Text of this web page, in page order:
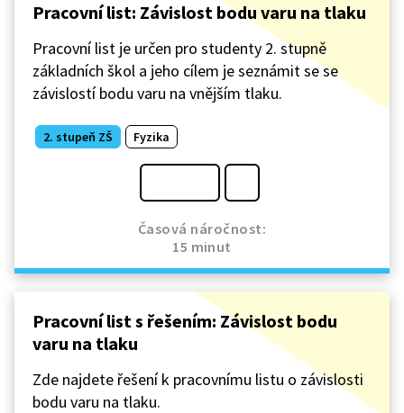
Pracovní list: Závislost bodu varu na tlaku
Pracovní list je určen pro studenty 2. stupně
základních škol a jeho cílem je seznámit se se
závislostí bodu varu na vnějším tlaku.
2. stupeň ZŠ Fyzika
Časová náročnost:
15 minut
Pracovní list s řešením: Závislost bodu
varu na tlaku
Zde najdete řešení k pracovnímu listu o závislosti
bodu varu na tlaku.